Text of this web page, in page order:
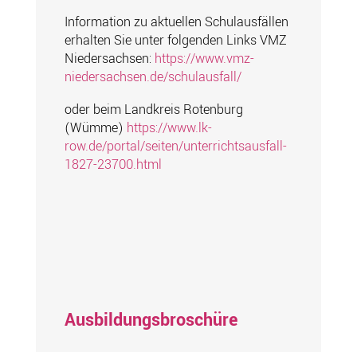
Information zu aktuellen Schulausfällen
erhalten Sie unter folgenden Links VMZ
Niedersachsen: https://www.vmz-
niedersachsen.de/schulausfall/
oder beim Landkreis Rotenburg
(Wümme) https://www.lk-
row.de/portal/seiten/unterrichtsausfall-
1827-23700.html
Ausbildungsbroschüre